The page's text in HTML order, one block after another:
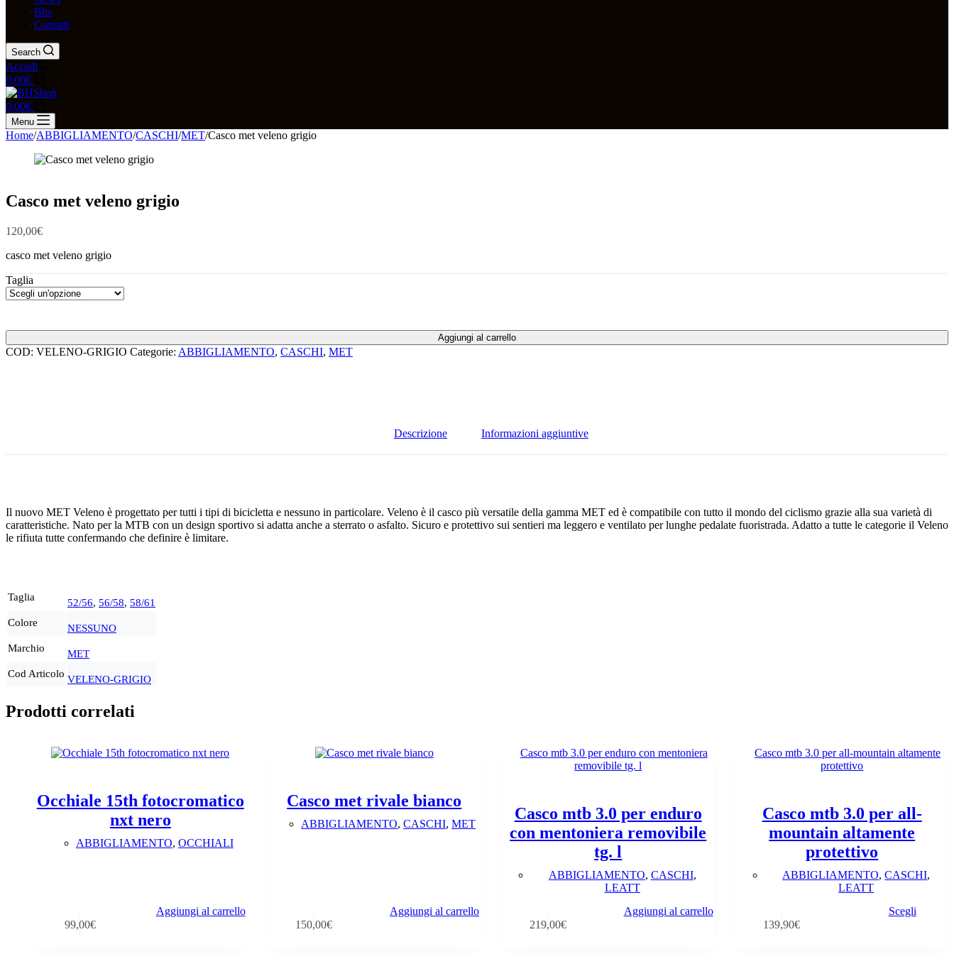
Bhs
Contatti
Search
Accedi
Carrello
0,00€
Carrello
0,00€
Menu
Home/ABBIGLIAMENTO/CASCHI/MET/Casco met veleno grigio
Casco met veleno grigio
120,00€
casco met veleno grigio
Taglia
Aggiungi al carrello
COD: VELENO-GRIGIO Categorie: ABBIGLIAMENTO, CASCHI, MET
Descrizione Informazioni aggiuntive
Il nuovo MET Veleno è progettato per tutti i tipi di bicicletta e nessuno in particolare. Veleno è il casco più versatile della gamma MET ed è compatibile con tutto il mondo del ciclismo grazie alla sua varietà di
caratteristiche. Nato per la MTB con un design sportivo si adatta anche a sterrato o asfalto. Sicuro e protettivo sui sentieri ma leggero e ventilato per lunghe pedalate fuoristrada. Adatto a tutte le categorie il Veleno
le rifiuta tutte confermando che definire è limitare.
Taglia 52/56, 56/58, 58/61
Colore
NESSUNO
Marchio
MET
Cod Articolo VELENO-GRIGIO
Prodotti correlati
Occhiale 15th fotocromatico
nxt nero
ABBIGLIAMENTO, OCCHIALI
99,00€
Aggiungi al carrello
Casco met rivale bianco
ABBIGLIAMENTO,CASCHI,MET
150,00€
Aggiungi al carrello
Casco mtb 3.0 per enduro
con mentoniera removibile
tg. l
ABBIGLIAMENTO, CASCHI,
LEATT
219,00€
Aggiungi al carrello
Casco mtb 3.0 per all-
mountain altamente
protettivo
ABBIGLIAMENTO,CASCHI,
LEATT
139,90€
Scegli